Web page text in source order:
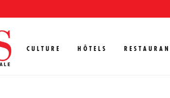
CULTURE HÔTELS